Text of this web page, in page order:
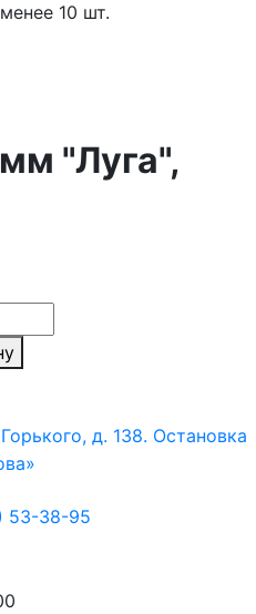
10 шт.
"Луга",
д. 138. Остановка
53-38-95